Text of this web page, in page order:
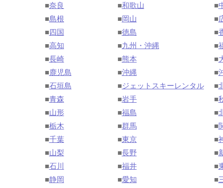
■奈良 ■和歌山 ■
■島根 ■ 岡山 ■
■ 四国 ■徳島 ■
■高知 ■九州・沖縄 ■
■長崎 ■熊本 ■
■鹿児島 ■沖縄 ■
■石垣島 ■ジェットスキーレンタル ■
■青森 ■岩手 ■
■山形 ■福島 ■
■栃木 ■群馬 ■
■千葉 ■東京 ■
■山梨 ■長野 ■
■石川 ■福井 ■
■静岡 ■愛知 ■